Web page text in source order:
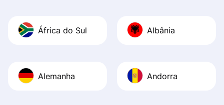
Recommend it!
África do Sul Albânia
Alemanha Andorra